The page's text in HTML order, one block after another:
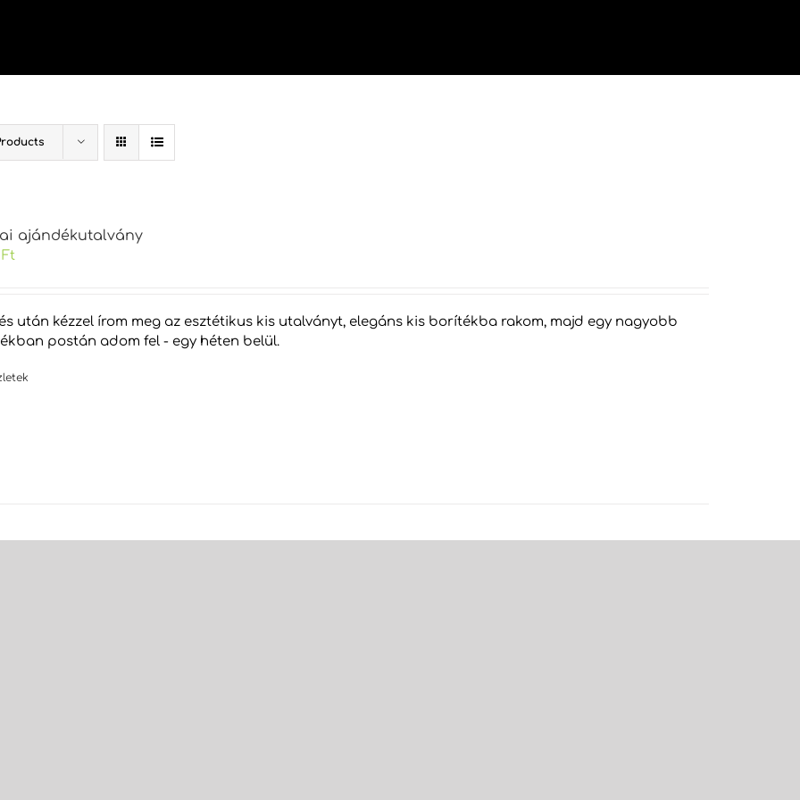
ajándékutalvány
Ft
után kézzel írom meg az esztétikus kis utalványt, elegáns kis borítékba rakom, majd egy nagyobb
postán adom fel - egy héten belül.